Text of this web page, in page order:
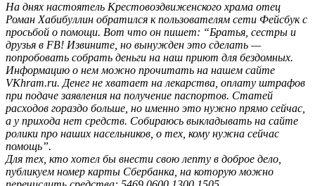
На днях настоятель Крестовоздвиженского храма отец
Роман Хабибуллин обратился к пользователям сети Фейсбук с
просьбой о помощи. Вот что он пишет: “Братья, сестры и
друзья в FB! Извините, но вынужден это сделать —
попробовать собрать деньги на наш приют для бездомных.
Информацию о нем можно прочитать на нашем сайте
VKhram.ru. Денег не хватает на лекарства, оплату штрафов
при подаче заявления на получение паспортов. Статей
расходов гораздо больше, но именно это нужно прямо сейчас,
а у прихода нет средств. Собираюсь выкладывать на сайте
ролики про наших насельников, о тех, кому нужна сейчас
помощь”.
Для тех, кто хотел бы внести свою лепту в доброе дело,
публикуем номер карты Сбербанка, на которую можно